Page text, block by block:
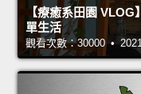
【療癒系田園
單生活
觀看次數：30000 •